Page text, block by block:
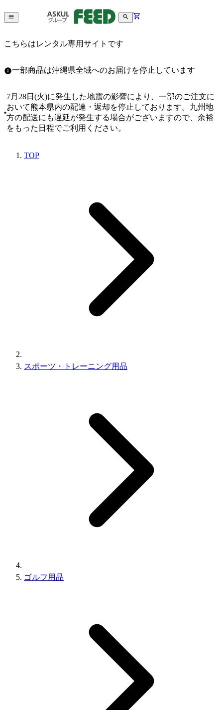
こちらはレンタル専用サイトです
一部商品は沖縄県全域へのお届けを停止しています
7月28日(火)に発生した地震の影響により、一部のご注文に
おいて熊本県内の配達・返却を停止しております。九州地
方の配送にも遅延が発生する場合がございますので、余裕
をもった日程でご利用ください。
TOP
スポーツ・トレーニング用品
ゴルフ用品